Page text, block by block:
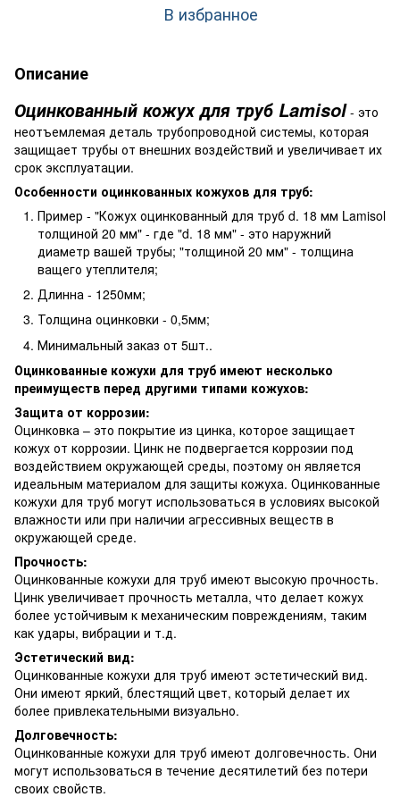
В избранное
Описание
Оцинкованный кожух для труб Lamisol- это
неотъемлемая деталь трубопроводной системы, которая
защищает трубы от внешних воздействий и увеличивает их
срок эксплуатации.
Особенности оцинкованных кожухов для труб:
Пример - "Кожух оцинкованный для труб d. 18 мм Lamisol
толщиной 20 мм" - где "d. 18 мм" - это наружний
диаметр вашей трубы; "толщиной 20 мм" - толщина
ващего утеплителя;
Длинна - 1250мм;
Толщина оцинковки - 0,5мм;
Минимальный заказ от 5шт..
Оцинкованные кожухи для труб имеют несколько
преимуществ перед другими типами кожухов:
Защита от коррозии:
Оцинковка – это покрытие из цинка, которое защищает
кожух от коррозии. Цинк не подвергается коррозии под
воздействием окружающей среды, поэтому он является
идеальным материалом для защиты кожуха. Оцинкованные
кожухи для труб могут использоваться в условиях высокой
влажности или при наличии агрессивных веществ в
окружающей среде.
Прочность:
Оцинкованные кожухи для труб имеют высокую прочность.
Цинк увеличивает прочность металла, что делает кожух
более устойчивым к механическим повреждениям, таким
как удары, вибрации и т.д.
Эстетический вид:
Оцинкованные кожухи для труб имеют эстетический вид.
Они имеют яркий, блестящий цвет, который делает их
более привлекательными визуально.
Долговечность:
Оцинкованные кожухи для труб имеют долговечность. Они
могут использоваться в течение десятилетий без потери
своих свойств.